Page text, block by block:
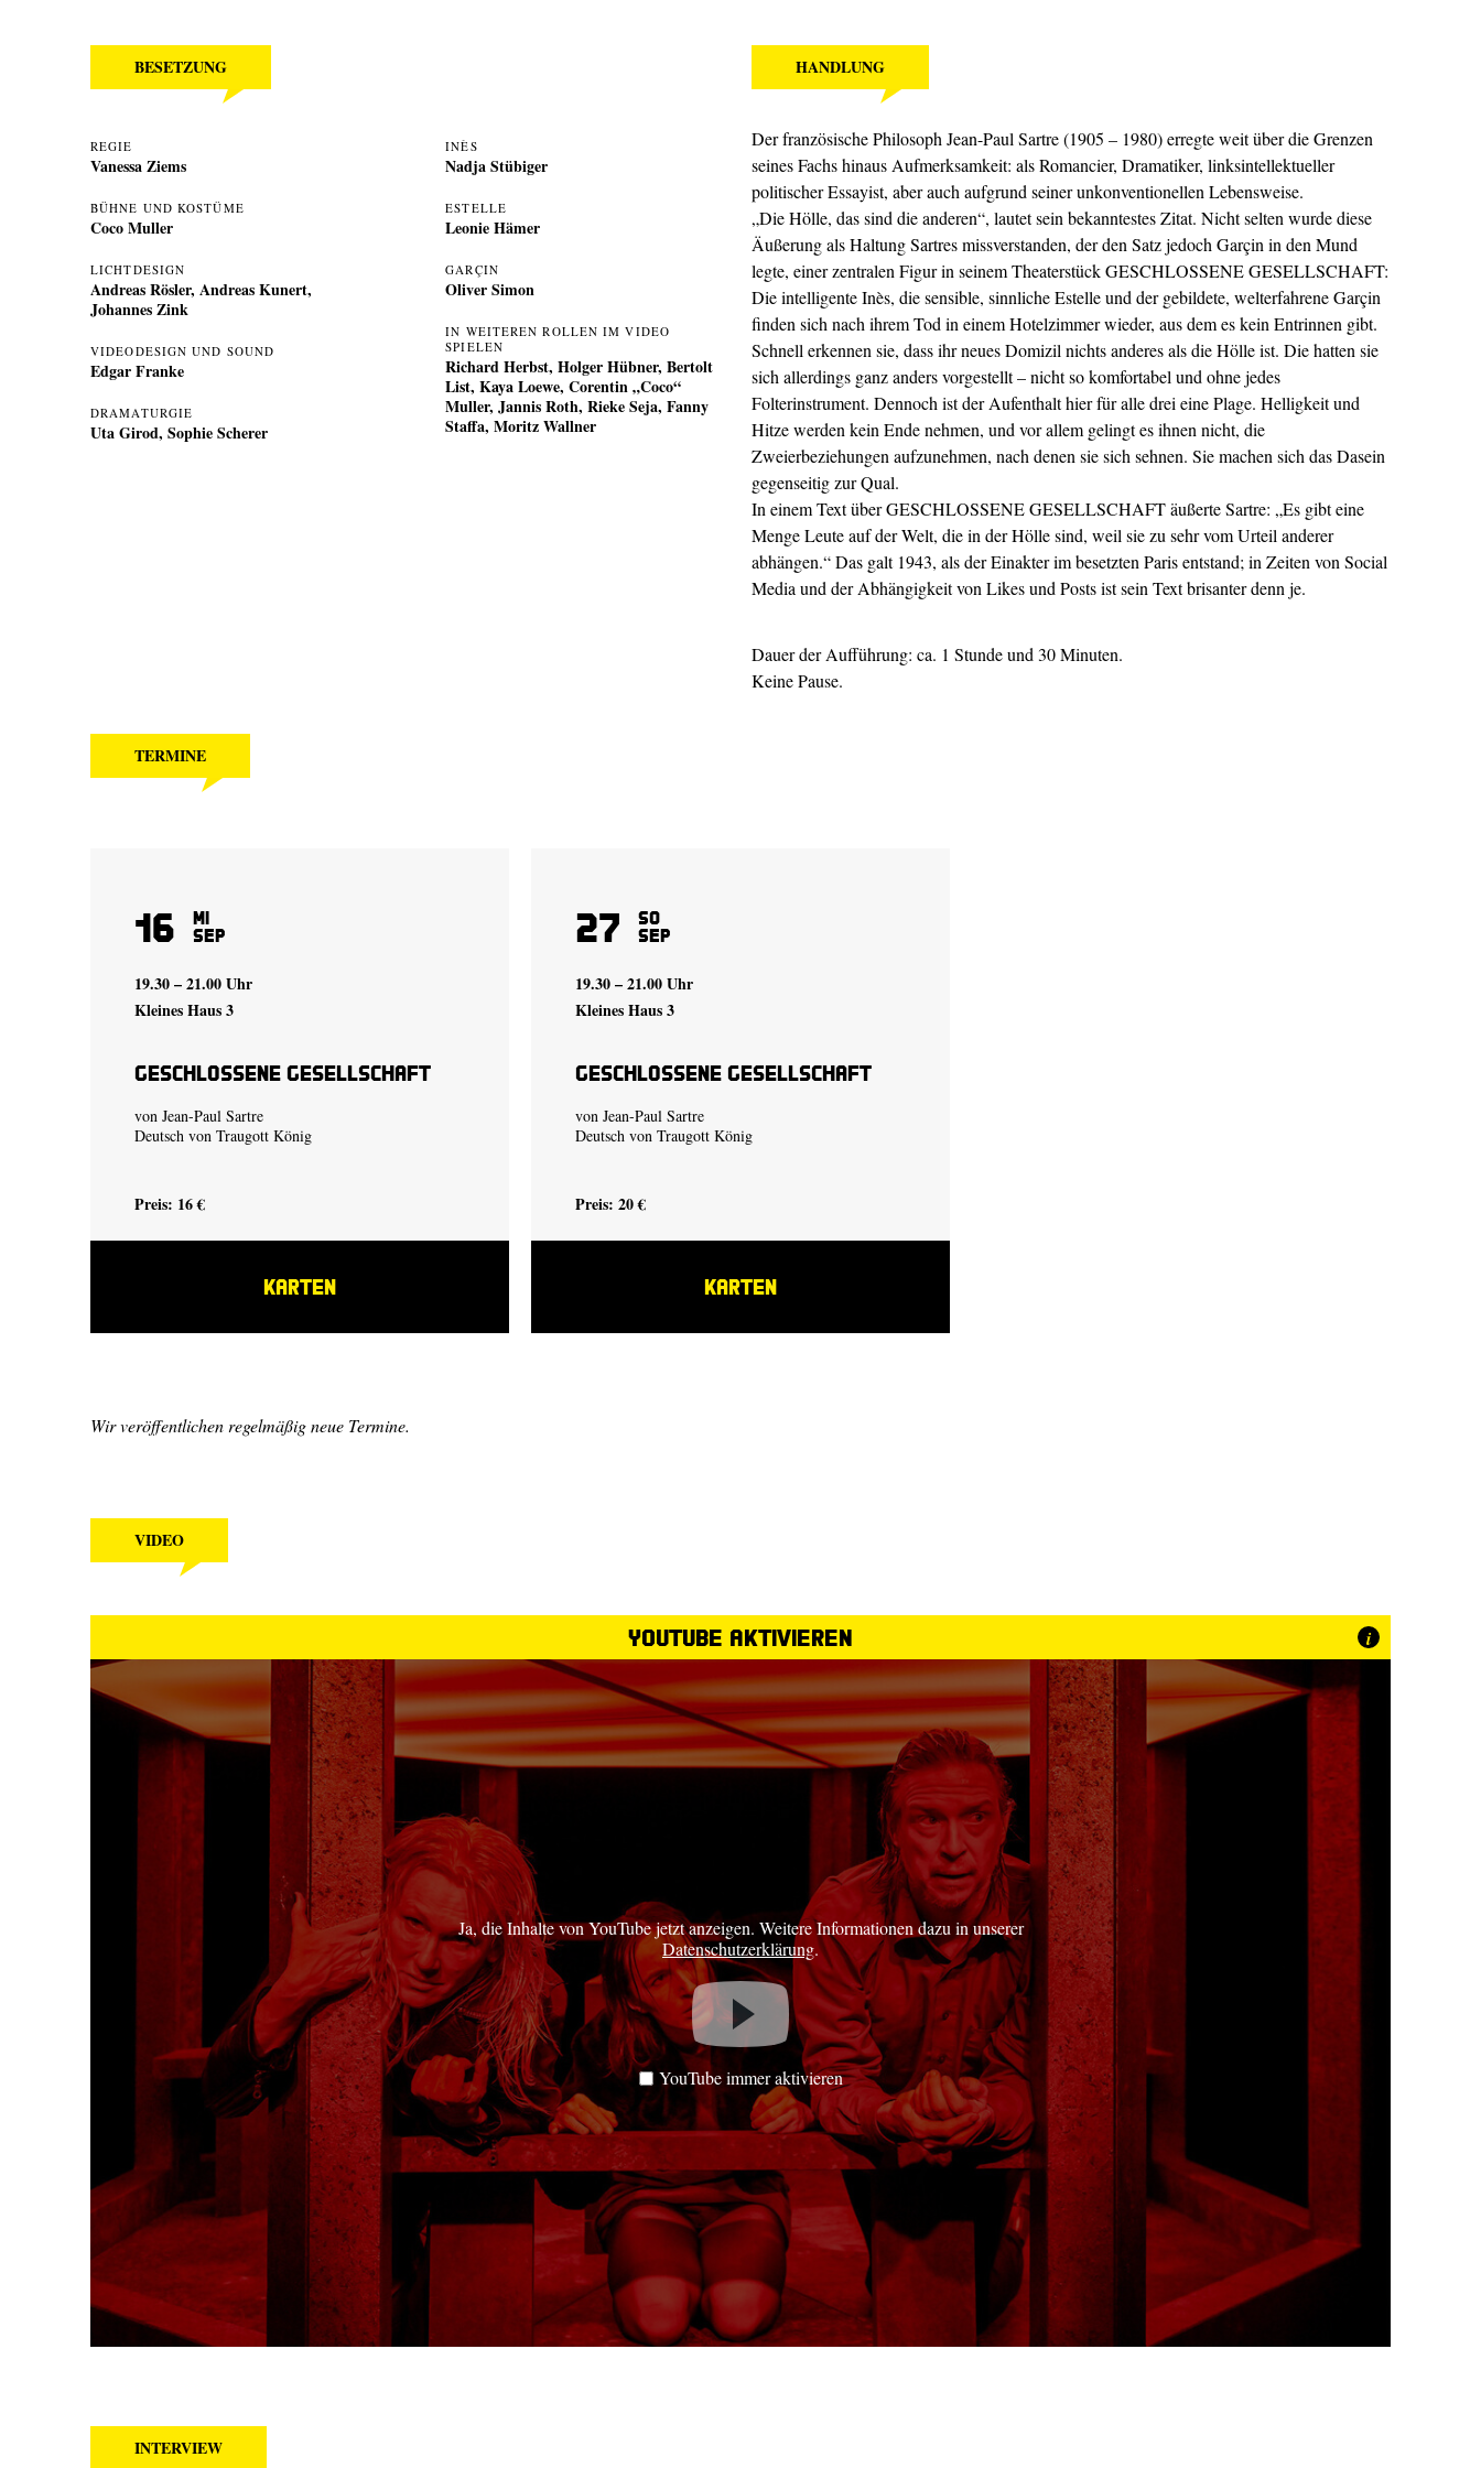
HANDLUNG
Der französische Philosoph Jean-Paul Sartre (1905 – 1980) erregte weit über die Grenzen
seines Fachs hinaus Aufmerksamkeit: als Romancier, Dramatiker, linksintellektueller
politischer Essayist, aber auch aufgrund seiner unkonventionellen Lebensweise.
„Die Hölle, das sind die anderen“, lautet sein bekanntestes Zitat. Nicht selten wurde diese
Äußerung als Haltung Sartres missverstanden, der den Satz jedoch Garçin in den Mund
legte, einer zentralen Figur in seinem Theaterstück GESCHLOSSENE GESELLSCHAFT:
Die intelligente Inès, die sensible, sinnliche Estelle und der gebildete, welterfahrene Garçin
finden sich nach ihrem Tod in einem Hotelzimmer wieder, aus dem es kein Entrinnen gibt.
Schnell erkennen sie, dass ihr neues Domizil nichts anderes als die Hölle ist. Die hatten sie
sich allerdings ganz anders vorgestellt – nicht so komfortabel und ohne jedes
Folterinstrument. Dennoch ist der Aufenthalt hier für alle drei eine Plage. Helligkeit und
Hitze werden kein Ende nehmen, und vor allem gelingt es ihnen nicht, die
Zweierbeziehungen aufzunehmen, nach denen sie sich sehnen. Sie machen sich das Dasein
gegenseitig zur Qual.
In einem Text über GESCHLOSSENE GESELLSCHAFT äußerte Sartre: „Es gibt eine
Menge Leute auf der Welt, die in der Hölle sind, weil sie zu sehr vom Urteil anderer
abhängen.“ Das galt 1943, als der Einakter im besetzten Paris entstand; in Zeiten von Social
Media und der Abhängigkeit von Likes und Posts ist sein Text brisanter denn je.
Dauer der Aufführung: ca. 1 Stunde und 30 Minuten.
Keine Pause.
BESETZUNG
REGIE
Vanessa Ziems
BÜHNE UND KOSTÜME
Coco Muller
LICHTDESIGN
Andreas Rösler, Andreas Kunert,
Johannes Zink
VIDEODESIGN UND SOUND
Edgar Franke
DRAMATURGIE
Uta Girod, Sophie Scherer
INÈS
Nadja Stübiger
ESTELLE
Leonie Hämer
GARÇIN
Oliver Simon
IN WEITEREN ROLLEN IM VIDEO
SPIELEN
Richard Herbst, Holger Hübner, Bertolt
List, Kaya Loewe, Corentin „Coco“
Muller, Jannis Roth, Rieke Seja, Fanny
Staffa, Moritz Wallner
TERMINE
16 Mi
Sep
19.30 – 21.00 Uhr
Kleines Haus 3
Geschlossene Gesellschaft
von Jean-Paul Sartre
Deutsch von Traugott König
Preis: 16 €
KARTEN
27 So
Sep
19.30 – 21.00 Uhr
Kleines Haus 3
Geschlossene Gesellschaft
von Jean-Paul Sartre
Deutsch von Traugott König
Preis: 20 €
KARTEN
Wir veröffentlichen regelmäßig neue Termine.
VIDEO
YouTube aktivieren
Ja, die Inhalte von YouTube jetzt anzeigen. Weitere Informationen dazu in unserer
Datenschutzerklärung.
i
YouTube immer aktivieren
INTERVIEW